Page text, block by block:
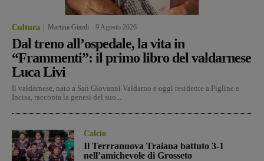
Cultura Martina Giardi 9 Agosto 2026
Dal treno all’ospedale, la vita in
“Frammenti”: il primo libro del valdarnese
Luca Livi
Il valdarnese, nato a San Giovanni Valdarno e oggi residente a Figline e
Incisa, racconta la genesi del suo...
Calcio
Il Terrranuova Traiana battuto 3-1
nell’amichevole di Grosseto